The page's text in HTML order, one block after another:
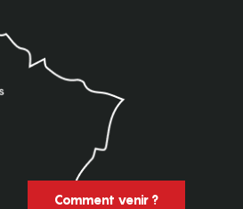
Comment venir ?